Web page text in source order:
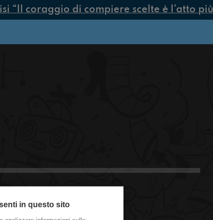
“Il coraggio di compiere scelte è l’atto
in questo sito